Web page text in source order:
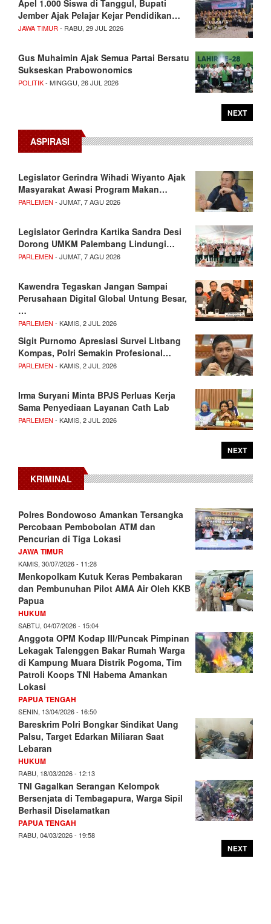
Apel 1.000 Siswa di Tanggul, Bupati
Jember Ajak Pelajar Kejar Pendidikan…
JAWA TIMUR - RABU, 29 JUL 2026
Gus Muhaimin Ajak Semua Partai Bersatu
Sukseskan Prabowonomics
POLITIK- MINGGU, 26 JUL 2026
NEXT
ASPIRASI
Legislator Gerindra Wihadi Wiyanto Ajak
Masyarakat Awasi Program Makan…
PARLEMEN - JUMAT, 7 AGU 2026
Legislator Gerindra Kartika Sandra Desi
Dorong UMKM Palembang Lindungi…
PARLEMEN - JUMAT, 7 AGU 2026
Kawendra Tegaskan Jangan Sampai
Perusahaan Digital Global Untung Besar,
…
PARLEMEN - KAMIS, 2 JUL 2026
Sigit Purnomo Apresiasi Survei Litbang
Kompas, Polri Semakin Profesional…
PARLEMEN - KAMIS, 2 JUL 2026
Irma Suryani Minta BPJS Perluas Kerja
Sama Penyediaan Layanan Cath Lab
PARLEMEN - KAMIS, 2 JUL 2026
NEXT
KRIMINAL
Polres Bondowoso Amankan Tersangka
Percobaan Pembobolan ATM dan
Pencurian di Tiga Lokasi
JAWA TIMUR
KAMIS, 30/07/2026 - 11:28
Menkopolkam Kutuk Keras Pembakaran
dan Pembunuhan Pilot AMA Air Oleh KKB
Papua
HUKUM
SABTU, 04/07/2026 - 15:04
Anggota OPM Kodap III/Puncak Pimpinan
Lekagak Talenggen Bakar Rumah Warga
di Kampung Muara Distrik Pogoma, Tim
Patroli Koops TNI Habema Amankan
Lokasi
PAPUA TENGAH
SENIN, 13/04/2026 - 16:50
Bareskrim Polri Bongkar Sindikat Uang
Palsu, Target Edarkan Miliaran Saat
Lebaran
HUKUM
RABU, 18/03/2026 - 12:13
TNI Gagalkan Serangan Kelompok
Bersenjata di Tembagapura, Warga Sipil
Berhasil Diselamatkan
PAPUA TENGAH
RABU, 04/03/2026 - 19:58
NEXT